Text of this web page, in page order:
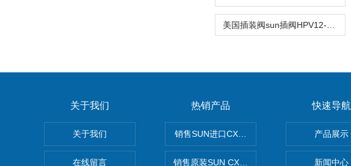
关于我们
关于我们
在线留言
热销产品
销售SUN进口CXGDXCN插装式减压阀报价
销售原装SUN CXJAXCN全限流型抗衡阀现货
快速导航
产品展示
新闻中心